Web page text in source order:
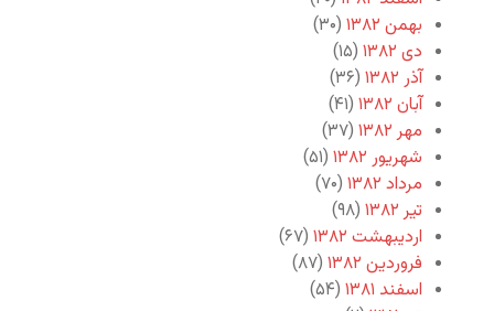
بهمن ۱۳۸۲
(۳۰)
دی ۱۳۸۲
(۱۵)
آذر ۱۳۸۲
(۳۶)
آبان ۱۳۸۲
(۴۱)
مهر ۱۳۸۲
(۳۷)
شهریور ۱۳۸۲
(۵۱)
مرداد ۱۳۸۲
(۷۰)
تیر ۱۳۸۲
(۹۸)
اردیبهشت ۱۳۸۲
(۶۷)
فروردین ۱۳۸۲
(۸۷)
اسفند ۱۳۸۱
(۵۴)